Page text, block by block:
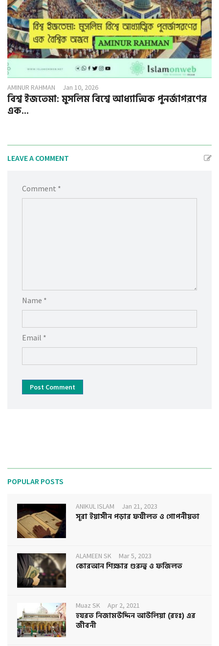
AMINUR RAHMAN Jan 10, 2026
বিশ্ব ইজতেমা: মুসলিম বিশ্বে আধ্যাত্মিক পুনর্জাগরণের
এক...
LEAVE A COMMENT
Comment *
Name *
Email *
Post Comment
POPULAR POSTS
ANIKUL ISLAM Jan 21, 2023
সূরা ইয়াসীন পড়ার ফযীলত ও গোপনীয়তা
ALAMEEN SK Mar 5, 2023
কোরআন শিক্ষার গুরুত্ব ও ফজিলত
Muaz SK Apr 2, 2021
হযরত নিজামউদ্দিন আউলিয়া (রহঃ) এর
জীবনী